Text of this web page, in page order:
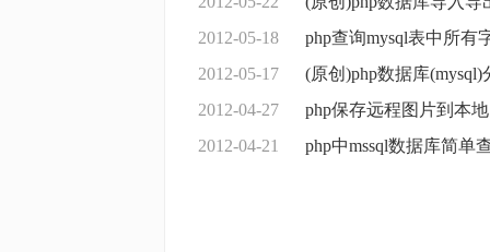
2012-05-18
php查询mysql表中所有
2012-05-17
(原创)php数据库
2012-04-27
php保存远程图片到本
2012-04-21
php中mssql数据库简单